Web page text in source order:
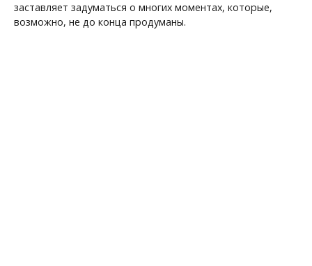
заставляет задуматься о многих моментах, которые,
возможно, не до конца продуманы.